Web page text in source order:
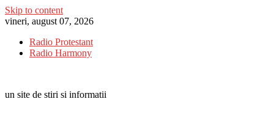
Skip to content
vineri, august 07, 2026
Radio Protestant
Radio Harmony
un site de stiri si informatii